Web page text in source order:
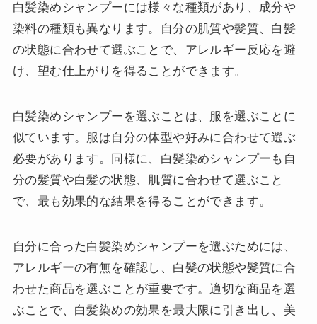
白髪染めシャンプーには様々な種類があり、成分や
染料の種類も異なります。自分の肌質や髪質、白髪
の状態に合わせて選ぶことで、アレルギー反応を避
け、望む仕上がりを得ることができます。
白髪染めシャンプーを選ぶことは、服を選ぶことに
似ています。服は自分の体型や好みに合わせて選ぶ
必要があります。同様に、白髪染めシャンプーも自
分の髪質や白髪の状態、肌質に合わせて選ぶこと
で、最も効果的な結果を得ることができます。
自分に合った白髪染めシャンプーを選ぶためには、
アレルギーの有無を確認し、白髪の状態や髪質に合
わせた商品を選ぶことが重要です。適切な商品を選
ぶことで、白髪染めの効果を最大限に引き出し、美